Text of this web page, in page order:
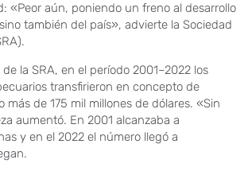
«Peor aún, poniendo un freno al desarrollo
también del país», advierte la Sociedad
la SRA, en el período 2001–2022 los
transfirieron en concepto de
más de 175 mil millones de dólares. «Sin
aumentó. En 2001 alcanzaba a
y en el 2022 el número llegó a